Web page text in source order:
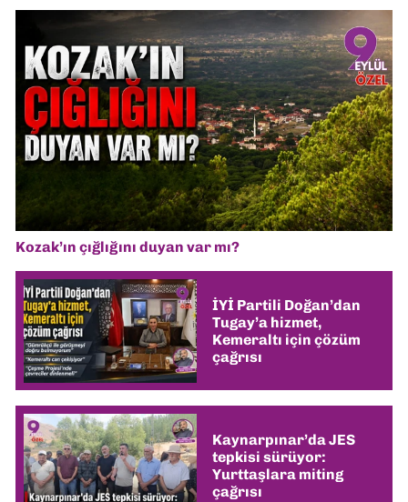
Kozak’ın çığlığını duyan var mı?
İYİ Partili Doğan’dan
Tugay’a hizmet,
Kemeraltı için çözüm
çağrısı
Kaynarpınar’da JES
tepkisi sürüyor:
Yurttaşlara miting
çağrısı